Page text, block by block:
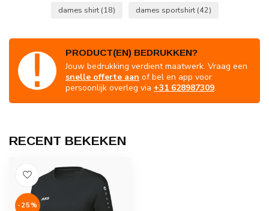
dames shirt (18) dames sportshirt (42)
PRODUCT(EN) BEDRUKKEN?
Jouw bedrukking verdient maatwerk. Vraag een
snelle offerte aan of bel en app voor
persoonlijk overleg via +31 628987309.
RECENT BEKEKEN
-25%